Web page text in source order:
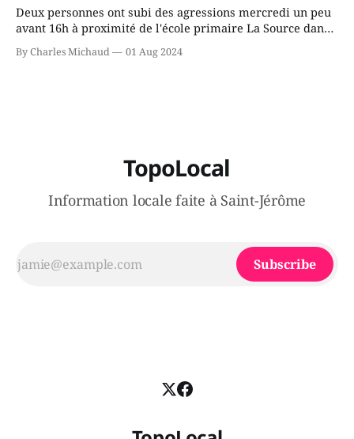
Deux personnes ont subi des agressions mercredi un peu
avant 16h à proximité de l'école primaire La Source dans
le secteur Bellefeuille de Saint-Jérôme. L'une de deux
victimes aurait été écrasée sous un véhicule et aspergée
By Charles Michaud 01 Aug 2024
TopoLocal
Information locale faite à Saint-Jérôme
Subscribe